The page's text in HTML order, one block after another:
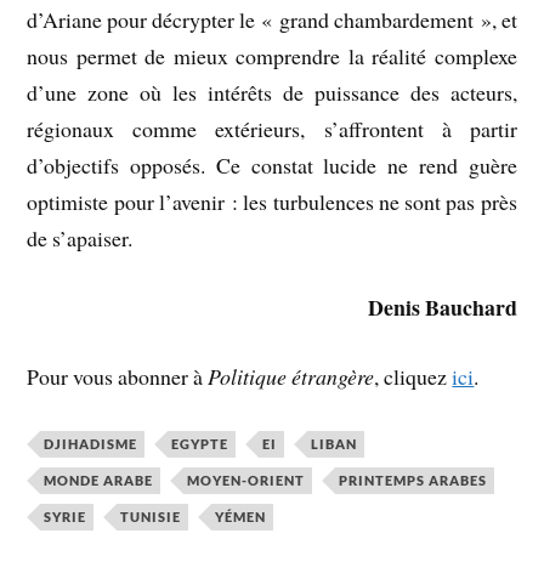
d’Ariane pour décrypter le « grand chambardement », et
nous permet de mieux comprendre la réalité complexe
d’une zone où les intérêts de puissance des acteurs,
régionaux comme extérieurs, s’affrontent à partir
d’objectifs opposés. Ce constat lucide ne rend guère
optimiste pour l’avenir : les turbulences ne sont pas près
de s’apaiser.
Denis Bauchard
Pour vous abonner àPolitique étrangère, cliquezici.
DJIHADISME EGYPTE EI LIBAN
MONDE ARABE MOYEN-ORIENT PRINTEMPS ARABES
SYRIE TUNISIE YÉMEN